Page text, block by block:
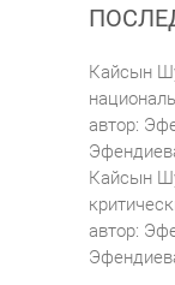
Кайсын
автор:
Кайсын
автор: